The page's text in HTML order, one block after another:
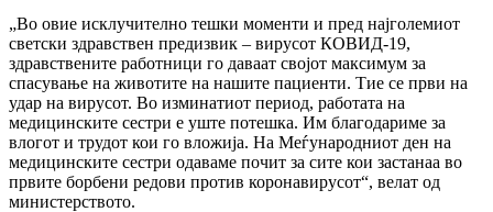
„Во овие исклучително тешки моменти и пред најголемиот
светски здравствен предизвик – вирусот КОВИД-19,
здравствените работници го даваат својот максимум за
спасување на животите на нашите пациенти. Тие се први на
удар на вирусот. Во изминатиот период, работата на
медицинските сестри е уште потешка. Им благодариме за
влогот и трудот кои го вложија. На Меѓународниот ден на
медицинските сестри одаваме почит за сите кои застанаа во
првите борбени редови против коронавирусот“, велат од
министерството.